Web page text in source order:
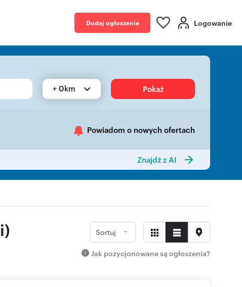
Dodaj ogłoszenie Logowanie
+ 0km Pokaż
Powiadom o nowych ofertach
Znajdź z AI
Sortuj
Jak pozycjonowane są ogłoszenia?